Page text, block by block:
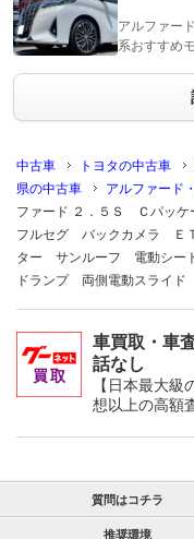
アルファー
系おすすめ
中古車 トヨタの中古車
県の中古車
アルファード
ファード ２．５Ｓ Ｃパッ
フルセグ バックカメラ
ター サンルーフ 電動シー
ドランプ 両側電動スライド
車買取・車
話なし
【日本最大
想以上の高額
質問はコチラ
推奨環境